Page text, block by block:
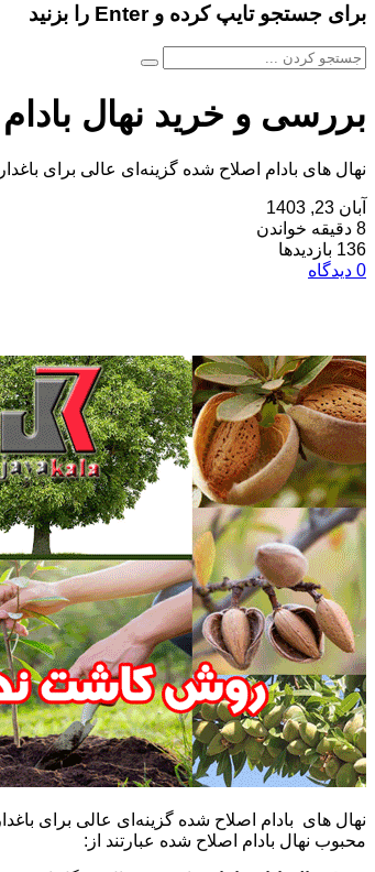
برای جستجو تایپ کرده و Enter را بزنید
بررسی و خرید نهال
نهال‌ های بادام اصلاح شده گزینه‌ای عالی برای
آبان 23, 1403
8 دقیقه خواندن
136 بازدیدها
0 دیدگاه
نهال‌ های بادام اصلاح شده گزینه‌ای عالی برای
محبوب نهال بادام اصلاح شده عبارتند از: